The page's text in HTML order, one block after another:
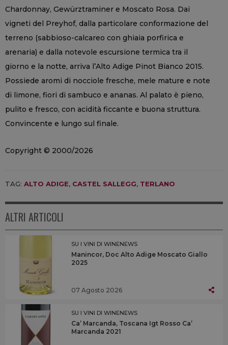
Chardonnay, Gewürztraminer e Moscato Rosa. Dai
vigneti del Preyhof, dalla particolare conformazione del
terreno (sabbioso-calcareo con ghiaia porfirica e
arenaria) e dalla notevole escursione termica tra il
giorno e la notte, arriva l’Alto Adige Pinot Bianco 2015.
Possiede aromi di nocciole fresche, mele mature e note
di limone, fiori di sambuco e ananas. Al palato è pieno,
pulito e fresco, con acidità ficcante e buona struttura.
Convincente e lungo sul finale.
Copyright © 2000/2026
TAG: ALTO ADIGE, CASTEL SALLEGG, TERLANO
ALTRI ARTICOLI
SU I VINI DI WINENEWS
Manincor, Doc Alto Adige Moscato Giallo
2025
07 Agosto 2026
SU I VINI DI WINENEWS
Ca’ Marcanda, Toscana Igt Rosso Ca’
Marcanda 2021